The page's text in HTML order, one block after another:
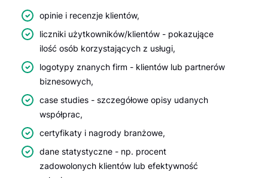
opinie i recenzje klientów,
liczniki użytkowników/klientów - pokazujące
ilość osób korzystających z usługi,
logotypy znanych firm - klientów lub partnerów
biznesowych,
case studies - szczegółowe opisy udanych
współprac,
certyfikaty i nagrody branżowe,
dane statystyczne - np. procent
zadowolonych klientów lub efektywność